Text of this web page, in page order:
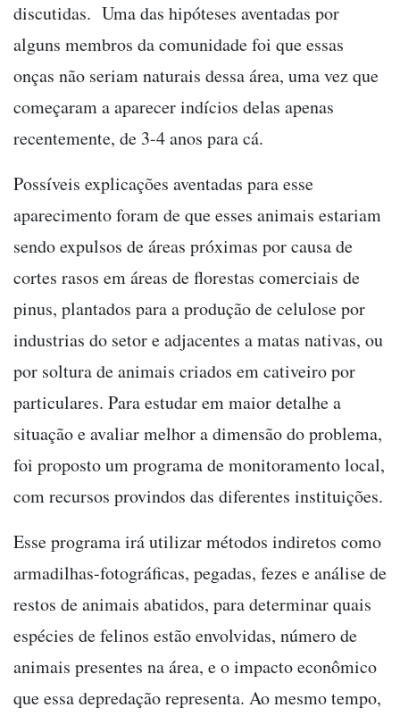
discutidas. Uma das hipóteses aventadas por
alguns membros da comunidade foi que essas
onças não seriam naturais dessa área, uma vez que
começaram a aparecer indícios delas apenas
recentemente, de 3-4 anos para cá.
Possíveis explicações aventadas para esse
aparecimento foram de que esses animais estariam
sendo expulsos de áreas próximas por causa de
cortes rasos em áreas de florestas comerciais de
pinus, plantados para a produção de celulose por
industrias do setor e adjacentes a matas nativas, ou
por soltura de animais criados em cativeiro por
particulares. Para estudar em maior detalhe a
situação e avaliar melhor a dimensão do problema,
foi proposto um programa de monitoramento local,
com recursos provindos das diferentes instituições.
Esse programa irá utilizar métodos indiretos como
armadilhas-fotográficas, pegadas, fezes e análise de
restos de animais abatidos, para determinar quais
espécies de felinos estão envolvidas, número de
animais presentes na área, e o impacto econômico
que essa depredação representa. Ao mesmo tempo,